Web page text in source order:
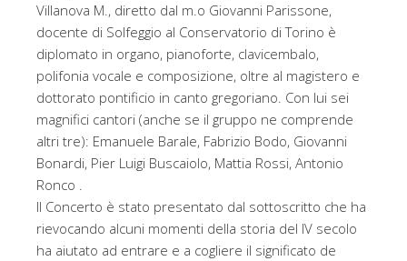
Villanova M., diretto dal m.o Giovanni Parissone,
docente di Solfeggio al Conservatorio di Torino è
diplomato in organo, pianoforte, clavicembalo,
polifonia vocale e composizione, oltre al magistero e
dottorato pontificio in canto gregoriano. Con lui sei
magnifici cantori (anche se il gruppo ne comprende
altri tre): Emanuele Barale, Fabrizio Bodo, Giovanni
Bonardi, Pier Luigi Buscaiolo, Mattia Rossi, Antonio
Ronco .
Il Concerto è stato presentato dal sottoscritto che ha
rievocando alcuni momenti della storia del IV secolo
ha aiutato ad entrare e a cogliere il significato de